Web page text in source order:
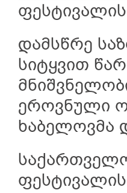
დამსწრე
სიტყვით
ეროვნული
ხაბელოვმა
ფესტივალის